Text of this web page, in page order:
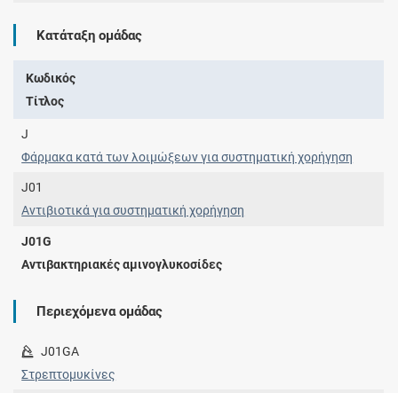
Κατάταξη ομάδας
Κωδικός
Τίτλος
J
Φάρμακα κατά των λοιμώξεων για συστηματική χορήγηση
J01
Αντιβιοτικά για συστηματική χορήγηση
J01G
Αντιβακτηριακές αμινογλυκοσίδες
Περιεχόμενα ομάδας
J01GA
Στρεπτομυκίνες